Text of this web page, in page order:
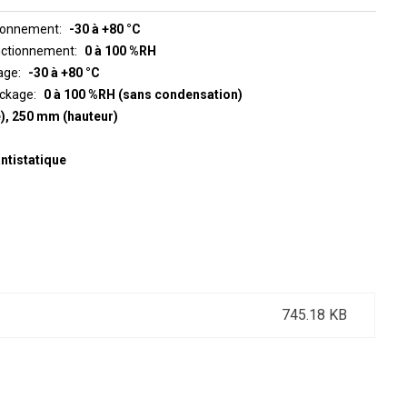
-30 à +80 °C
0 à 100 %RH
-30 à +80 °C
0 à 100 %RH (sans condensation)
250 mm (hauteur)
745.18 KB